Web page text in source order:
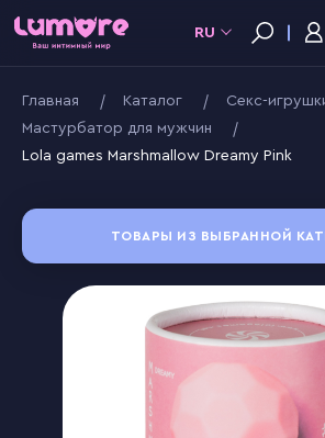
RU
Главная Kаталог
Секс-
Мастурбатор для мужчин
Lola games Marshmallow Dreamy Pink
ТОВАРЫ ИЗ ВЫБРАННОЙ